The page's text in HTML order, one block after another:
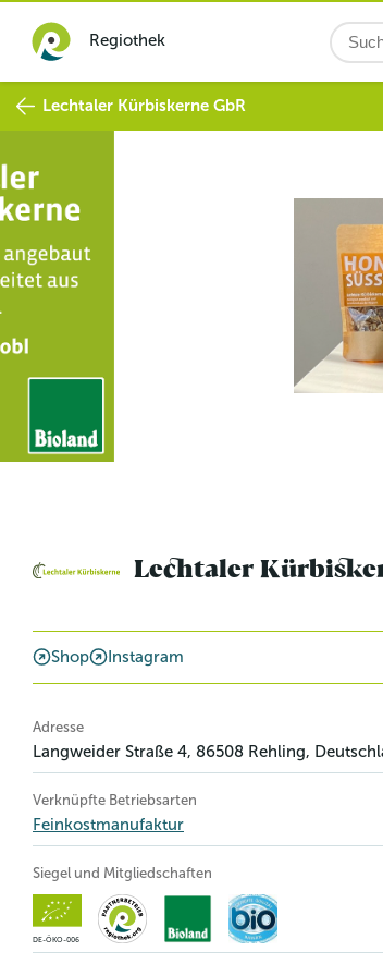
Regiothek
Lechtaler Kürbiskerne GbR
Lechtaler
Shop Instagram
Betriebsinformation
Adresse
Langweider Straße 4, 86508 Rehling,
Verknüpfte Betriebsarten
Feinkostmanufaktur
Siegel und Mitgliedschaften
DE-ÖKO-006